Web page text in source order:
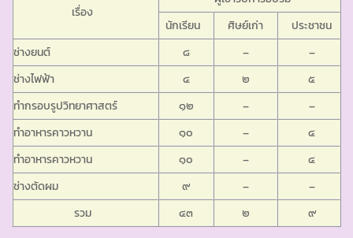
เรื่อง
นักเรียน
ศิษย์เก่า
ประชาชน
ช่างยนต์
๘ –
–
ช่างไฟฟ้า
๔ ๒
๕
ทำกรอบรูปวิทยาศาสตร์
๑๒ –
–
ทำอาหารคาวหวาน
๑๐ –
๔
ทำอาหารคาวหวาน
๑๐ –
๔
ช่างตัดผม
๙ –
–
รวม
๔๓ ๒ ๙